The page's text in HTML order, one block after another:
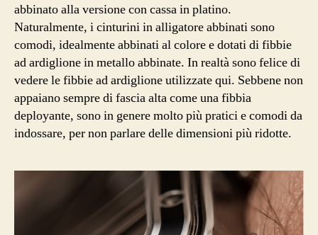
abbinato alla versione con cassa in platino.
Naturalmente, i cinturini in alligatore abbinati sono
comodi, idealmente abbinati al colore e dotati di fibbie
ad ardiglione in metallo abbinate. In realtà sono felice di
vedere le fibbie ad ardiglione utilizzate qui. Sebbene non
appaiano sempre di fascia alta come una fibbia
deployante, sono in genere molto più pratici e comodi da
indossare, per non parlare delle dimensioni più ridotte.